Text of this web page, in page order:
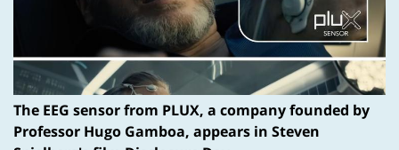
The EEG sensor from PLUX, a company founded by
Professor Hugo Gamboa, appears in Steven